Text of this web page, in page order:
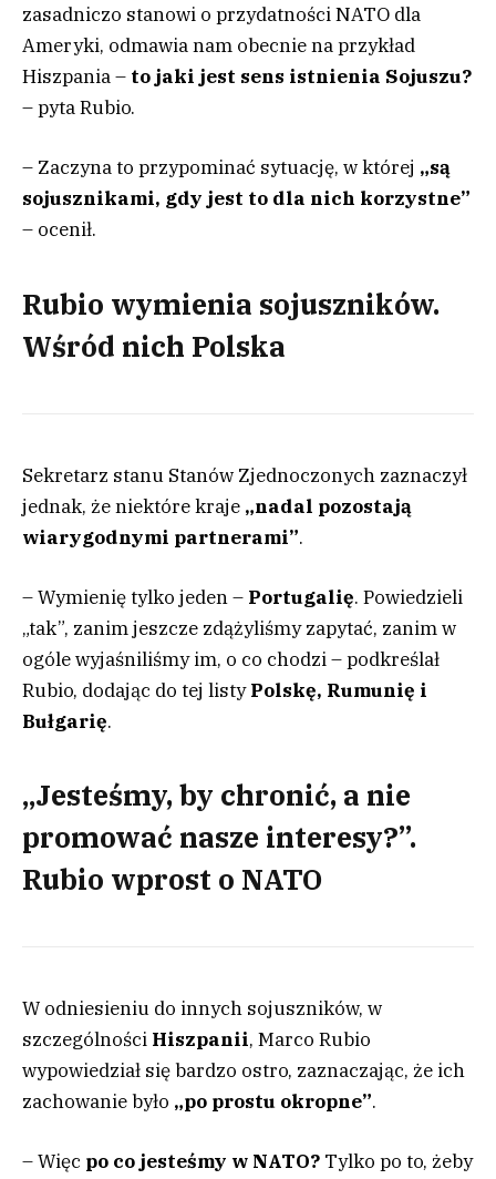
zasadniczo stanowi o przydatności NATO dla
Ameryki, odmawia nam obecnie na przykład
Hiszpania – to jaki jest sens istnienia Sojuszu?
– pyta Rubio.
– Zaczyna to przypominać sytuację, w której „są
sojusznikami, gdy jest to dla nich korzystne”
– ocenił.
Rubio wymienia sojuszników.
Wśród nich Polska
Sekretarz stanu Stanów Zjednoczonych zaznaczył
jednak, że niektóre kraje „nadal pozostają
wiarygodnymi partnerami”.
– Wymienię tylko jeden – Portugalię. Powiedzieli
„tak”, zanim jeszcze zdążyliśmy zapytać, zanim w
ogóle wyjaśniliśmy im, o co chodzi – podkreślał
Rubio, dodając do tej listyPolskę, Rumunię i
Bułgarię.
„Jesteśmy, by chronić, a nie
promować nasze interesy?”.
Rubio wprost o NATO
W odniesieniu do innych sojuszników, w
szczególności Hiszpanii, Marco Rubio
wypowiedział się bardzo ostro, zaznaczając, że ich
zachowanie było „po prostu okropne”.
– Więc po co jesteśmy w NATO? Tylko po to, żeby